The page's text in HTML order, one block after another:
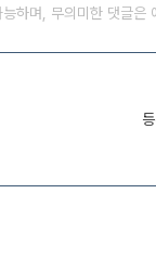
하며, 무의미한 댓글은